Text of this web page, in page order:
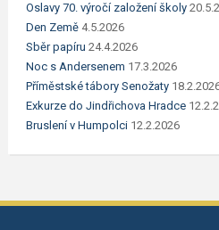
Oslavy 70. výročí založení školy
Den Země 4.5.2026
Sběr papíru 24.4.2026
Noc s Andersenem 17.3.2026
Příměstské tábory Senožaty
Exkurze do Jindřichova Hradce
Bruslení v Humpolci 12.2.2026